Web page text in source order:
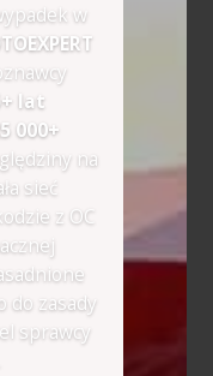
w
lat
000+
na
sieć
z OC
do zasady
sprawcy